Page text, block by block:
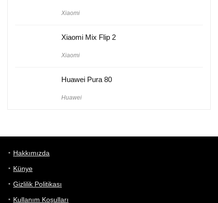
Xiaomi
Xiaomi Mix Flip 2
Xiaomi
Huawei Pura 80
Huawei
Hakkımızda
Künye
Gizlilik Politikası
Kullanım Koşulları